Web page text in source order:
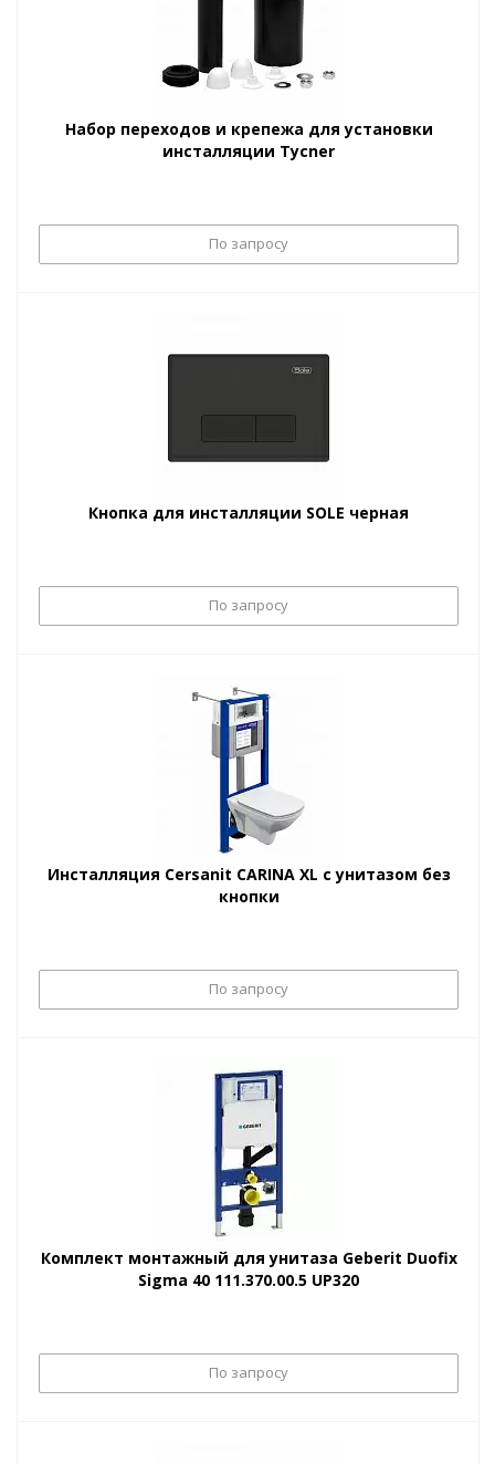
Набор переходов и крепежа для установки
инсталляции Tycner
По запросу
Кнопка для инсталляции SOLE черная
По запросу
Инсталляция Cersanit CARINA XL с унитазом без
кнопки
По запросу
Комплект монтажный для унитаза Geberit Duofix
Sigma 40 111.370.00.5 UP320
По запросу